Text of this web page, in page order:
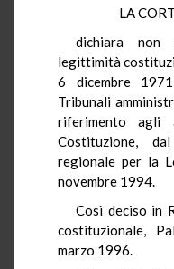
LA
dichiara non
legittimità
6 dicembre
Tribunali
riferimento
Costituzione,
regionale per la
novembre 1994.
Così deciso in
costituzionale,
marzo 1996.